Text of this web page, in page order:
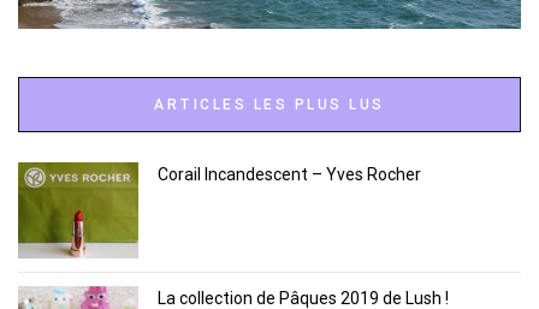
ARTICLES LES PLUS LUS
Corail Incandescent – Yves Rocher
La collection de Pâques 2019 de Lush !